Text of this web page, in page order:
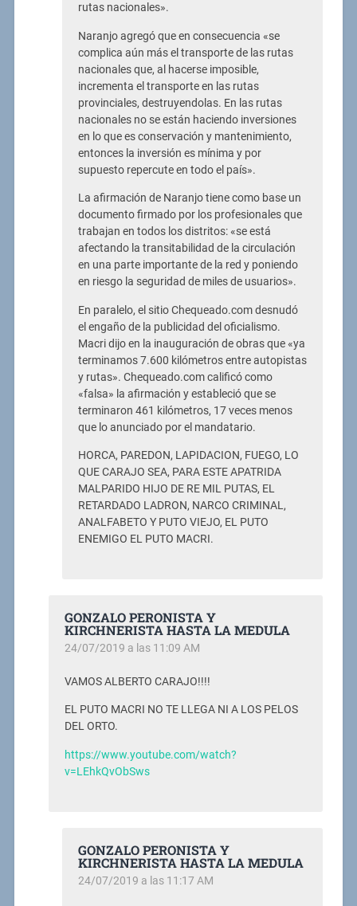
rutas nacionales».
Naranjo agregó que en consecuencia «se
complica aún más el transporte de las rutas
nacionales que, al hacerse imposible,
incrementa el transporte en las rutas
provinciales, destruyendolas. En las rutas
nacionales no se están haciendo inversiones
en lo que es conservación y mantenimiento,
entonces la inversión es mínima y por
supuesto repercute en todo el país».
La afirmación de Naranjo tiene como base un
documento firmado por los profesionales que
trabajan en todos los distritos: «se está
afectando la transitabilidad de la circulación
en una parte importante de la red y poniendo
en riesgo la seguridad de miles de usuarios».
En paralelo, el sitio Chequeado.com desnudó
el engaño de la publicidad del oficialismo.
Macri dijo en la inauguración de obras que «ya
terminamos 7.600 kilómetros entre autopistas
y rutas». Chequeado.com calificó como
«falsa» la afirmación y estableció que se
terminaron 461 kilómetros, 17 veces menos
que lo anunciado por el mandatario.
HORCA, PAREDON, LAPIDACION, FUEGO, LO
QUE CARAJO SEA, PARA ESTE APATRIDA
MALPARIDO HIJO DE RE MIL PUTAS, EL
RETARDADO LADRON, NARCO CRIMINAL,
ANALFABETO Y PUTO VIEJO, EL PUTO
ENEMIGO EL PUTO MACRI.
GONZALO PERONISTA Y
KIRCHNERISTA HASTA LA MEDULA
24/07/2019 a las 11:09 AM
VAMOS ALBERTO CARAJO!!!!
EL PUTO MACRI NO TE LLEGA NI A LOS PELOS
DEL ORTO.
https://www.youtube.com/watch?
v=LEhkQvObSws
GONZALO PERONISTA Y
KIRCHNERISTA HASTA LA MEDULA
24/07/2019 a las 11:17 AM